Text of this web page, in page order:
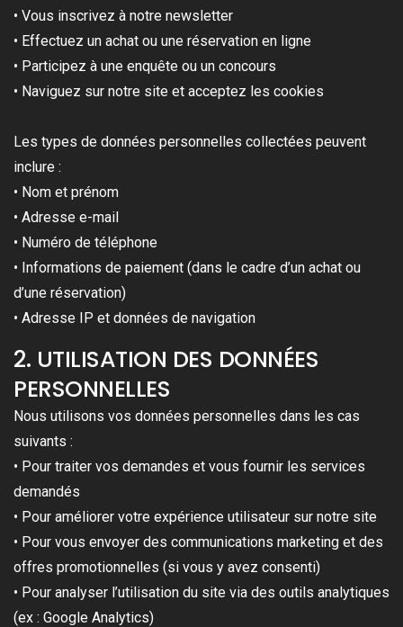
• Vous inscrivez à notre newsletter
• Effectuez un achat ou une réservation en ligne
• Participez à une enquête ou un concours
• Naviguez sur notre site et acceptez les cookies
Les types de données personnelles collectées peuvent
inclure :
• Nom et prénom
• Adresse e-mail
• Numéro de téléphone
• Informations de paiement (dans le cadre d’un achat ou
d’une réservation)
• Adresse IP et données de navigation
2. UTILISATION DES DONNÉES
PERSONNELLES
Nous utilisons vos données personnelles dans les cas
suivants :
• Pour traiter vos demandes et vous fournir les services
demandés
• Pour améliorer votre expérience utilisateur sur notre site
• Pour vous envoyer des communications marketing et des
offres promotionnelles (si vous y avez consenti)
• Pour analyser l’utilisation du site via des outils analytiques
(ex : Google Analytics)